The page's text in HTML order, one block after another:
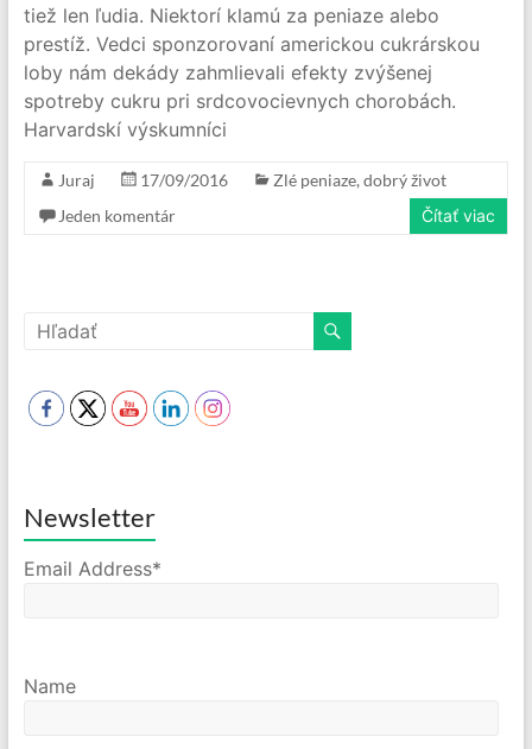
tiež len ľudia. Niektorí klamú za peniaze alebo
prestíž. Vedci sponzorovaní americkou cukrárskou
loby nám dekády zahmlievali efekty zvýšenej
spotreby cukru pri srdcovocievnych chorobách.
Harvardskí výskumníci
Juraj 17/09/2016
Zlé peniaze, dobrý život
Jeden komentár
Čítať viac
Newsletter
Email Address*
Name